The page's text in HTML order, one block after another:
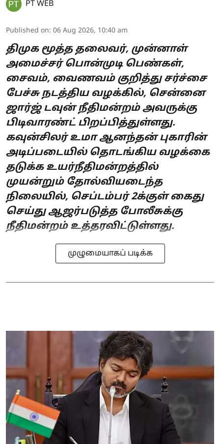
PT WEB
Published on: 06 Aug 2026, 10:40 am
திமுக மூத்த தலைவர், முன்னாள்
அமைச்சர் பொன்முடி பெண்கள்,
சைவம், வைணவம் குறித்து சர்ச்சை
பேச்சு நடத்திய வழக்கில், சென்னை
ஜார்ஜ் டவுன் நீதிமன்றம் அவருக்கு
பிடிவாரண்ட் பிறப்பித்துள்ளது.
கவுன்சிலர் உமா ஆனந்தன் புகாரின்
அடிப்படையில் தொடங்கிய வழக்கை
தடுக்க உயர்நீதிமன்றத்தில்
முயன்றும் தோல்வியடைந்த
நிலையில், செப்டம்பர் 2க்குள் கைது
செய்து ஆஜர்படுத்த போலீசுக்கு
நீதிமன்றம் உத்தரவிட்டுள்ளது.
முழுமையாகப் படிக்க